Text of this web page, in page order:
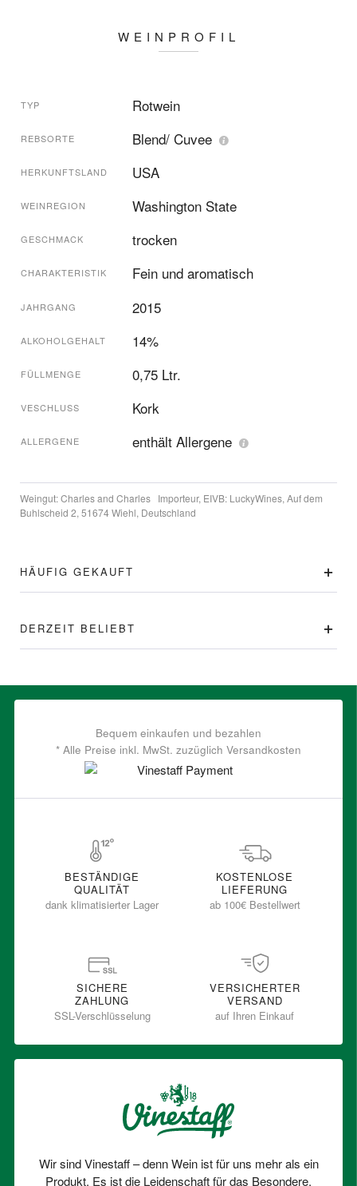
WEINPROFIL
TYP Rotwein
REBSORTE Blend/ Cuvee
HERKUNFTSLAND USA
WEINREGION Washington State
GESCHMACK trocken
CHARAKTERISTIK Fein und aromatisch
JAHRGANG 2015
ALKOHOLGEHALT 14%
FÜLLMENGE 0,75 Ltr.
VESCHLUSS Kork
ALLERGENE enthält Allergene
Weingut:Charles and Charles Importeur, EIVB: LuckyWines, Auf dem
Buhlscheid 2, 51674 Wiehl, Deutschland
HÄUFIG GEKAUFT
DERZEIT BELIEBT
Bequem einkaufen und bezahlen
* Alle Preise inkl. MwSt. zuzüglich Versandkosten
BESTÄNDIGE
QUALITÄT
dank klimatisierter Lager
KOSTENLOSE
LIEFERUNG
ab 100€ Bestellwert
SICHERE
ZAHLUNG
SSL-Verschlüsselung
VERSICHERTER
VERSAND
auf Ihren Einkauf
Wir sind Vinestaff – denn Wein ist für uns mehr als ein
Produkt. Es ist die Leidenschaft für das Besondere,